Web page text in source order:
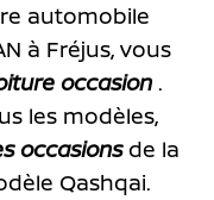
automobile
à Fréjus, vous
occasion .
les modèles,
occasionsde la
Qashqai.